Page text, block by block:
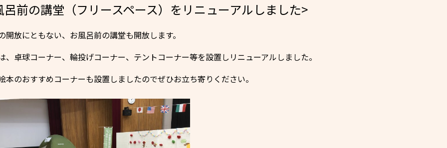
呂前の講堂（フリースペース）をリニューアルしました>
開放にともない、お風呂前の講堂も開放します。
、卓球コーナー、輪投げコーナー、テントコーナー等を設置しリニューアルしました。
本のおすすめコーナーも設置しましたのでぜひお立ち寄りください。